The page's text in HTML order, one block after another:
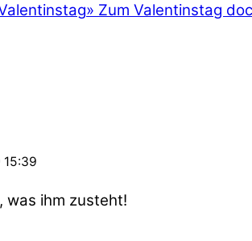
» Zum Valentinstag
15:39
was ihm zusteht!